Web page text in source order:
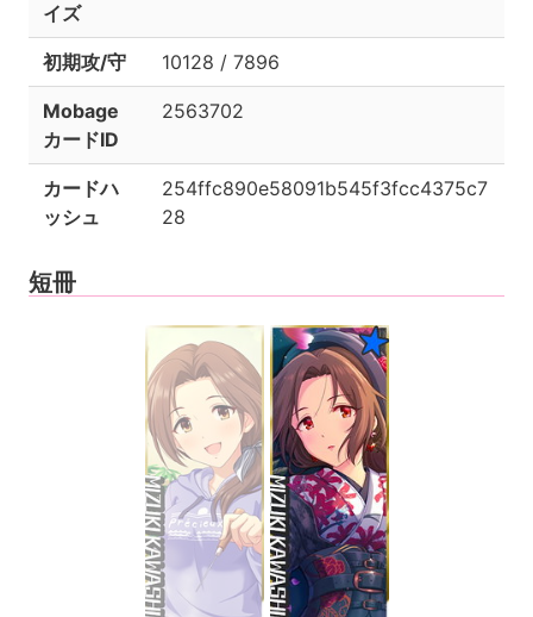
イズ
初期攻/守 10128 / 7896
Mobage
カードID
2563702
カードハ
ッシュ
254ffc890e58091b545f3fcc4375c7
28
短冊